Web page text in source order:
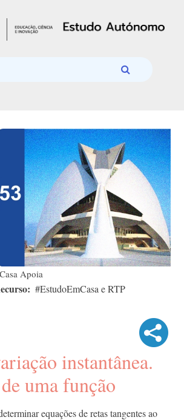
Apoia
#EstudoEmCasa e RTP
instantânea.
uma função
equações de retas tangentes ao